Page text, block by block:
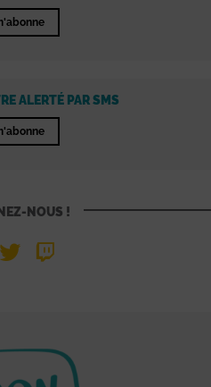
ALERTÉ PAR SMS
NOUS !